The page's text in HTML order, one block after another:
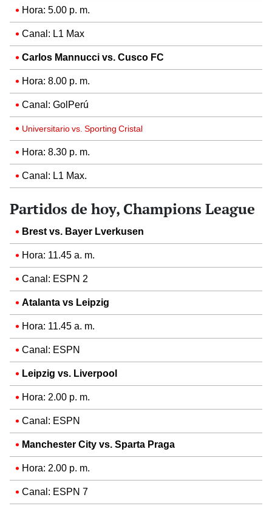
Hora: 5.00 p. m.
Canal: L1 Max
Carlos Mannucci vs. Cusco FC
Hora: 8.00 p. m.
Canal: GolPerú
Universitario vs. Sporting Cristal
Hora: 8.30 p. m.
Canal: L1 Max.
Partidos de hoy, Champions League
Brest vs. Bayer Lverkusen
Hora: 11.45 a. m.
Canal: ESPN 2
Atalanta vs Leipzig
Hora: 11.45 a. m.
Canal: ESPN
Leipzig vs. Liverpool
Hora: 2.00 p. m.
Canal: ESPN
Manchester City vs. Sparta Praga
Hora: 2.00 p. m.
Canal: ESPN 7